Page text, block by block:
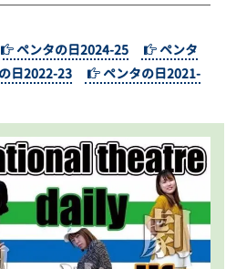
ペンタの日2024-25
ペンタ
日2022-23
ペンタの日2021-